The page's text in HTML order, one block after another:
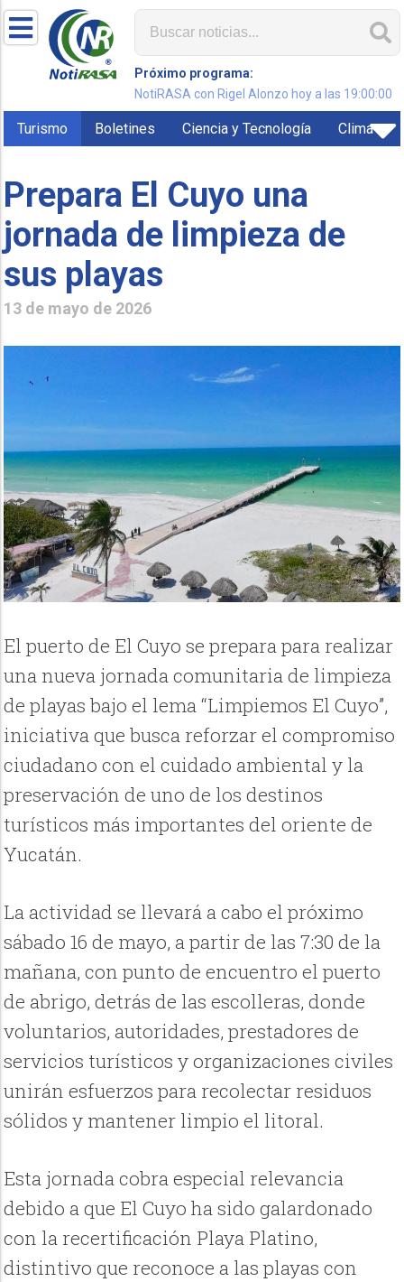
Próximo programa:
NotiRASA con Rigel Alonzo hoy a las 19:00:00
Turismo Boletines Ciencia y Tecnología Clima
Prepara El Cuyo una
jornada de limpieza de
sus playas
13 de mayo de 2026
El puerto de El Cuyo se prepara para realizar
una nueva jornada comunitaria de limpieza
de playas bajo el lema “Limpiemos El Cuyo”,
iniciativa que busca reforzar el compromiso
ciudadano con el cuidado ambiental y la
preservación de uno de los destinos
turísticos más importantes del oriente de
Yucatán.
La actividad se llevará a cabo el próximo
sábado 16 de mayo, a partir de las 7:30 de la
mañana, con punto de encuentro el puerto
de abrigo, detrás de las escolleras, donde
voluntarios, autoridades, prestadores de
servicios turísticos y organizaciones civiles
unirán esfuerzos para recolectar residuos
sólidos y mantener limpio el litoral.
Esta jornada cobra especial relevancia
debido a que El Cuyo ha sido galardonado
con la recertificación Playa Platino,
distintivo que reconoce a las playas con